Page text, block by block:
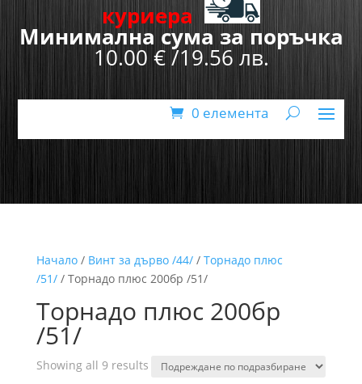
куриера
Минимална сума за поръчка
10.00 € /19.56 лв.
0 елемента
Начало/ Винт за дърво /44// Торнадо плюс
/51// Торнадо плюс 200бр /51/
Торнадо плюс 200бр
/51/
Showing all 9 results